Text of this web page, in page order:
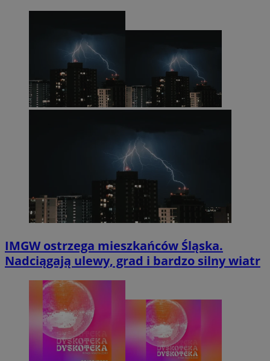
IMGW ostrzega mieszkańców Śląska.
Nadciągają ulewy, grad i bardzo silny wiatr